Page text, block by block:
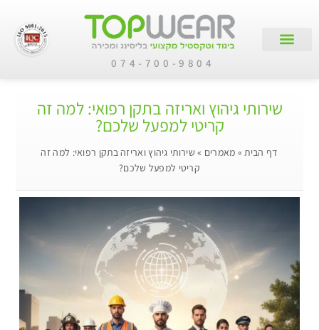
074-700-9804
שירותי גיהוץ ואריזה בתקן רפואי: למה זה
קריטי למפעל שלכם?
דף הבית» מאמרים » שירותי גיהוץ ואריזה בתקן רפואי: למה זה
קריטי למפעל שלכם?